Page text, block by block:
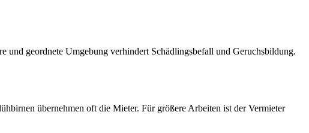
und geordnete Umgebung verhindert Schädlingsbefall und Geruchsbildung.
übernehmen oft die Mieter. Für größere Arbeiten ist der Vermieter